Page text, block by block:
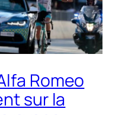
Romeo
sur la